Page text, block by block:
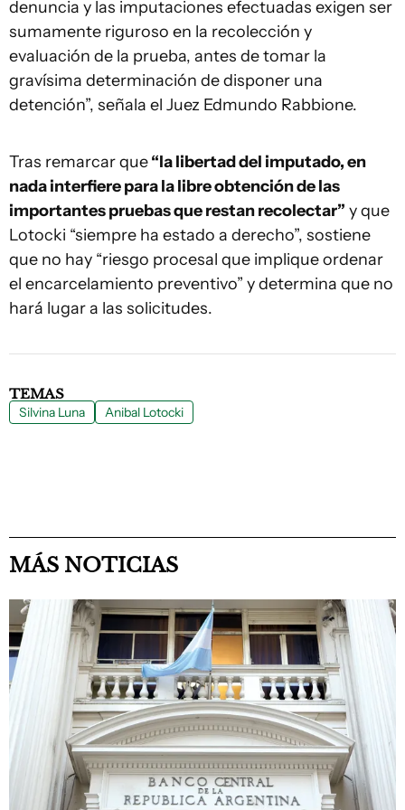
denuncia y las imputaciones efectuadas exigen ser
sumamente riguroso en la recolección y
evaluación de la prueba, antes de tomar la
gravísima determinación de disponer una
detención”, señala el Juez Edmundo Rabbione.
Tras remarcar que“la libertad del imputado, en
nada interfiere para la libre obtención de las
importantes pruebas que restan recolectar” y que
Lotocki “siempre ha estado a derecho”, sostiene
que no hay “riesgo procesal que implique ordenar
el encarcelamiento preventivo” y determina que no
hará lugar a las solicitudes.
TEMAS
Silvina Luna Anibal Lotocki
MÁS NOTICIAS